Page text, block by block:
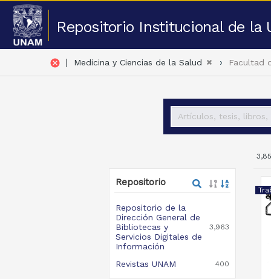
Repositorio Institucional de la
cancel | Medicina y Ciencias de la Salud Facultad
Repositorio
Repositorio de la
Dirección General de
Bibliotecas y
Servicios Digitales de
Información
3,963
Revistas UNAM 400